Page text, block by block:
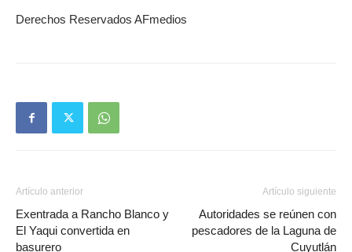
Derechos Reservados AFmedios
Artículo anterior
Exentrada a Rancho Blanco y
El Yaqui convertida en
basurero
Artículo siguiente
Autoridades se reúnen con
pescadores de la Laguna de
Cuyutlán